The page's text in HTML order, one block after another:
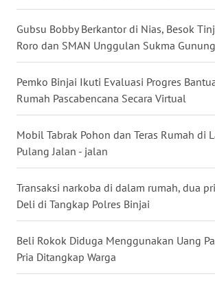
Gubsu Bobby Berkantor di Nias, Besok
Roro dan SMAN Unggulan Sukma
Pemko Binjai Ikuti Evaluasi Progres
Rumah Pascabencana Secara Virtual
Mobil Tabrak Pohon dan Teras Rumah di
Pulang Jalan - jalan
Transaksi narkoba di dalam rumah, dua
Deli di Tangkap Polres Binjai
Beli Rokok Diduga Menggunakan Uang
Pria Ditangkap Warga
WN
LANGKAT
WN
TAPANULI
SELATAN
WN
LESUNG
WN
KARO
WN
SIMALUNGUN